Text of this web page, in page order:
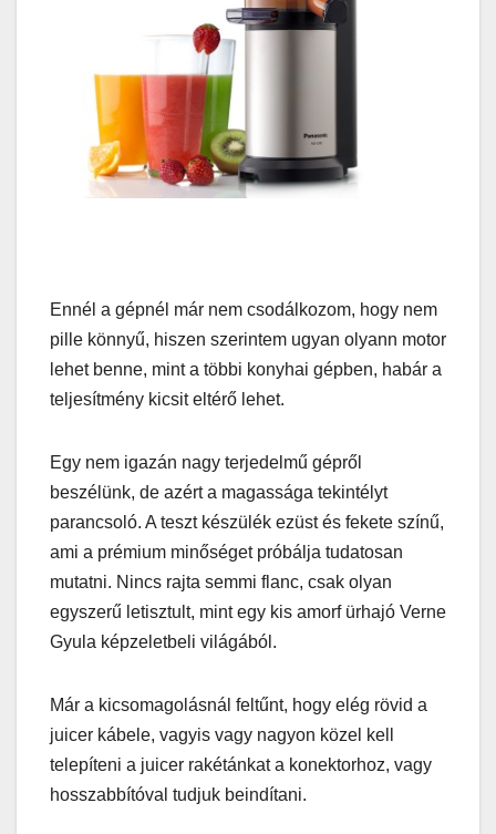
Ennél a gépnél már nem csodálkozom, hogy nem
pille könnyű, hiszen szerintem ugyan olyann motor
lehet benne, mint a többi konyhai gépben, habár a
teljesítmény kicsit eltérő lehet.
Egy nem igazán nagy terjedelmű gépről
beszélünk, de azért a magassága tekintélyt
parancsoló. A teszt készülék ezüst és fekete színű,
ami a prémium minőséget próbálja tudatosan
mutatni. Nincs rajta semmi flanc, csak olyan
egyszerű letisztult, mint egy kis amorf ürhajó Verne
Gyula képzeletbeli világából.
Már a kicsomagolásnál feltűnt, hogy elég rövid a
juicer kábele, vagyis vagy nagyon közel kell
telepíteni a juicer rakétánkat a konektorhoz, vagy
hosszabbítóval tudjuk beindítani.